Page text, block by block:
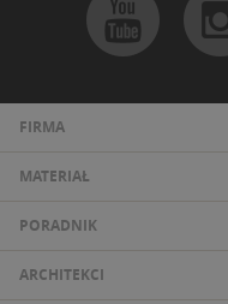
FIRMA
MATERIAŁ
PORADNIK
ARCHITEKCI